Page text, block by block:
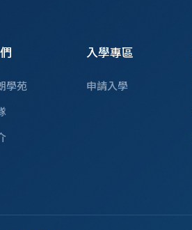
學苑
入學專區
申請入學